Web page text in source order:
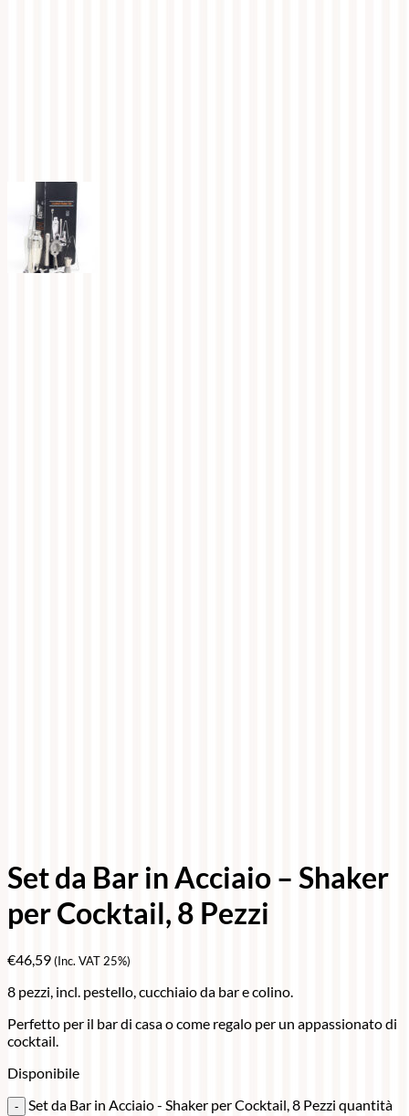
Set da Bar in Acciaio – Shaker
per Cocktail, 8 Pezzi
€46,59(Inc. VAT 25%)
8 pezzi, incl. pestello, cucchiaio da bar e colino.
Perfetto per il bar di casa o come regalo per un appassionato di
cocktail.
Disponibile
Set da Bar in Acciaio - Shaker per Cocktail, 8 Pezzi quantità